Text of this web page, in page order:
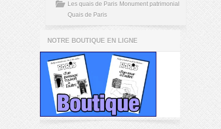
Les quais de Paris Monument patrimonial
Quais de Paris
NOTRE BOUTIQUE EN LIGNE